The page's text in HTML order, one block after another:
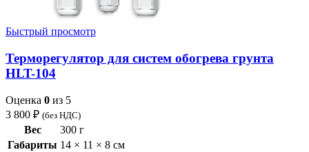
Быстрый просмотр
Терморегулятор для систем обогрева грунта
HLT-104
Оценка 0 из 5
3 800 ₽ (без НДС)
Вес
300 г
Габариты 14 × 11 × 8 см